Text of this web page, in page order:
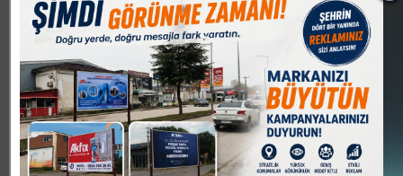
Maskeli eylemcilere ceza gelecek.
Gösteriye silahla katılanlara verilecek ceza artırılıyor. Silahlı
eylemciye 2,5-4 yıl arasında hapis cezası verilecek.
Polisin şahıs ve araç aramalarında yetkisi genişletilecek.
Polisin gözaltı süresi vali yardımcısı ve üs amirin denetiminde 24
saat olacak. Bu süre, savcı kararıyla 48 saate uzatılabilecek.
Düzenlenen eylemlerde verilen zararları bundan sonra eylemci